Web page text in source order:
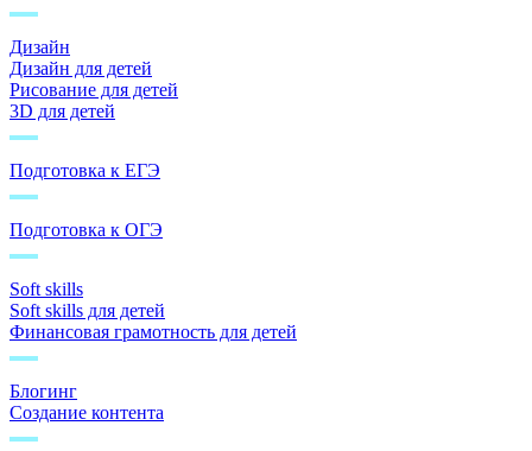
Дизайн
Дизайн для детей
Рисование для детей
3D для детей
Подготовка к ЕГЭ
Подготовка к ОГЭ
Soft skills
Soft skills для детей
Финансовая грамотность для детей
Блогинг
Создание контента